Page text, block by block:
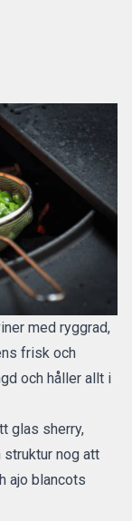
med ryggrad,
frisk och
och håller allt i
glas sherry,
struktur nog att
ajo blancots